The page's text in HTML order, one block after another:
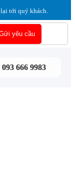
tới quý khách.
093 666 9983